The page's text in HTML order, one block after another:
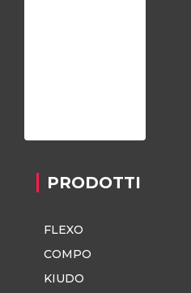
PRODOTTI
FLEXO
COMPO
KIUDO